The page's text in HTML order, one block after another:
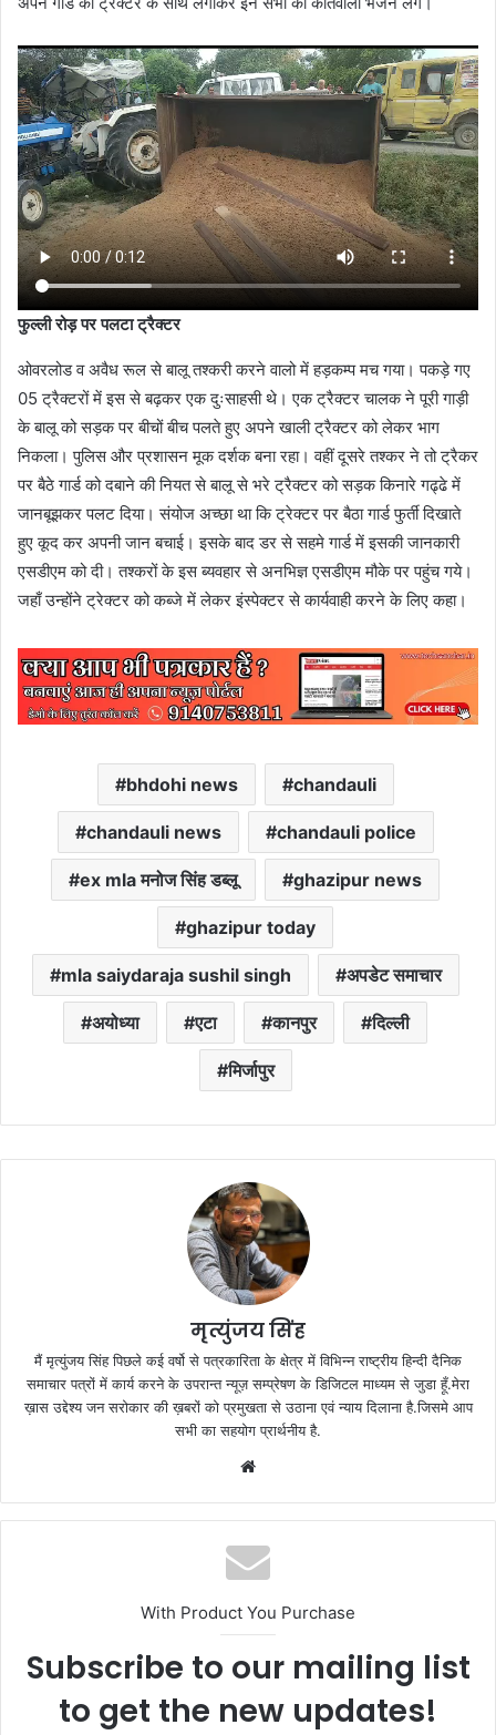
फुल्ली रोड़ पर पलटा ट्रैक्टर
ओवरलोड व अवैध रूल से बालू तश्करी करने वालो में हड़कम्प मच गया। पकड़े गए
05 ट्रैक्टरों में इस से बढ़कर एक दुःसाहसी थे। एक ट्रैक्टर चालक ने पूरी गाड़ी
के बालू को सड़क पर बीचों बीच पलते हुए अपने खाली ट्रैक्टर को लेकर भाग
निकला। पुलिस और प्रशासन मूक दर्शक बना रहा। वहीं दूसरे तश्कर ने तो ट्रैकर
पर बैठे गार्ड को दबाने की नियत से बालू से भरे ट्रैक्टर को सड़क किनारे गढ्ढे में
जानबूझकर पलट दिया। संयोज अच्छा था कि ट्रेक्टर पर बैठा गार्ड फुर्ती दिखाते
हुए कूद कर अपनी जान बचाई। इसके बाद डर से सहमे गार्ड में इसकी जानकारी
एसडीएम को दी। तश्करों के इस ब्यवहार से अनभिज्ञ एसडीएम मौके पर पहुंच गये।
जहाँ उन्होंने ट्रेक्टर को कब्जे में लेकर इंस्पेक्टर से कार्यवाही करने के लिए कहा।
bhdohi news chandauli
chandauli news chandauli police
ex mla मनोज सिंह डब्लू ghazipur news
ghazipur today
mla saiydaraja sushil singh अपडेट समाचार
अयोध्या एटा कानपुर दिल्ली
मिर्जापुर
मृत्युंजय सिंह
मैं मृत्युंजय सिंह पिछले कई वर्षो से पत्रकारिता के क्षेत्र में विभिन्न राष्ट्रीय हिन्दी दैनिक
समाचार पत्रों में कार्य करने के उपरान्त न्यूज़ सम्प्रेषण के डिजिटल माध्यम से जुडा हूँ.मेरा
ख़ास उद्देश्य जन सरोकार की ख़बरों को प्रमुखता से उठाना एवं न्याय दिलाना है.जिसमे आप
सभी का सहयोग प्रार्थनीय है.
With Product You Purchase
Subscribe to our mailing list
to get the new updates!